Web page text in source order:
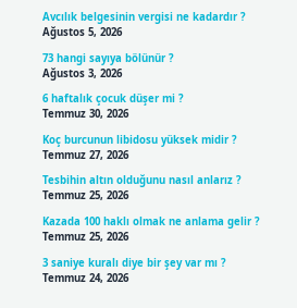
Avcılık belgesinin vergisi ne kadardır ?
Ağustos 5, 2026
73 hangi sayıya bölünür ?
Ağustos 3, 2026
6 haftalık çocuk düşer mi ?
Temmuz 30, 2026
Koç burcunun libidosu yüksek midir ?
Temmuz 27, 2026
Tesbihin altın olduğunu nasıl anlarız ?
Temmuz 25, 2026
Kazada 100 haklı olmak ne anlama gelir ?
Temmuz 25, 2026
3 saniye kuralı diye bir şey var mı ?
Temmuz 24, 2026